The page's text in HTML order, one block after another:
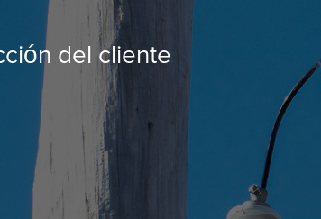
del cliente